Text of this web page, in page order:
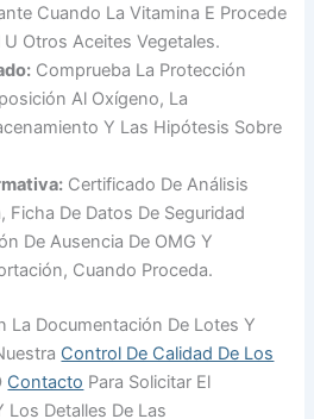
Cuando La Vitamina E Procede
U Otros Aceites Vegetales.
Comprueba La Protección
Al Oxígeno, La
Y Las Hipótesis Sobre
Certificado De Análisis
Ficha De Datos De Seguridad
De Ausencia De OMG Y
Cuando Proceda.
La Documentación De Lotes Y
Control De Calidad De Los
Contacto Para Solicitar El
Los Detalles De Las